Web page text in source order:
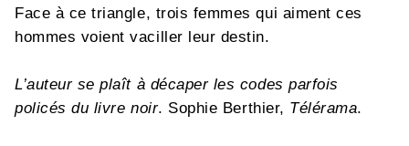
Face à ce triangle, trois femmes qui aiment ces
hommes voient vaciller leur destin.
L’auteur se plaît à décaper les codes parfois
policés du livre noir. Sophie Berthier, Télérama.